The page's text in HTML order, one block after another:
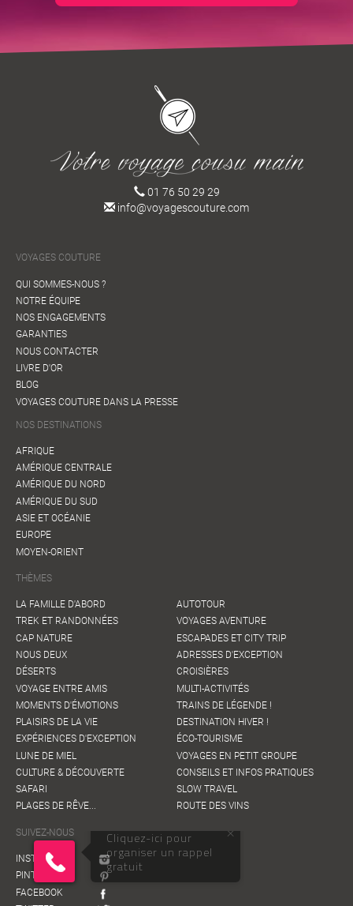
01 76 50 29 29
info@voyagescouture.com
VOYAGES COUTURE
QUI SOMMES-NOUS ?
NOTRE ÉQUIPE
NOS ENGAGEMENTS
GARANTIES
NOUS CONTACTER
LIVRE D'OR
BLOG
VOYAGES COUTURE DANS LA PRESSE
NOS DESTINATIONS
AFRIQUE
AMÉRIQUE CENTRALE
AMÉRIQUE DU NORD
AMÉRIQUE DU SUD
ASIE ET OCÉANIE
EUROPE
MOYEN-ORIENT
THÈMES
LA FAMILLE D'ABORD
TREK ET RANDONNÉES
CAP NATURE
NOUS DEUX
DÉSERTS
VOYAGE ENTRE AMIS
MOMENTS D'ÉMOTIONS
PLAISIRS DE LA VIE
EXPÉRIENCES D'EXCEPTION
LUNE DE MIEL
CULTURE & DÉCOUVERTE
SAFARI
PLAGES DE RÊVE...
AUTOTOUR
VOYAGES AVENTURE
ESCAPADES ET CITY TRIP
ADRESSES D'EXCEPTION
CROISIÈRES
MULTI-ACTIVITÉS
TRAINS DE LÉGENDE !
DESTINATION HIVER !
ÉCO-TOURISME
VOYAGES EN PETIT GROUPE
CONSEILS ET INFOS PRATIQUES
SLOW TRAVEL
ROUTE DES VINS
SUIVEZ-NOUS
INSTAGRAM
PINTEREST
FACEBOOK